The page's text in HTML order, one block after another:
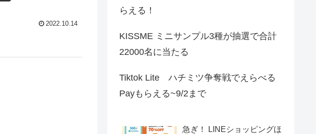
2022.10.14
らえる！
KISSME ミニサンプル3種が抽選で合計
22000名に当たる
Tiktok Lite ハチミツ争奪戦でえらべる
Payもらえる~9/2まで
急ぎ！ LINEショッピングほ